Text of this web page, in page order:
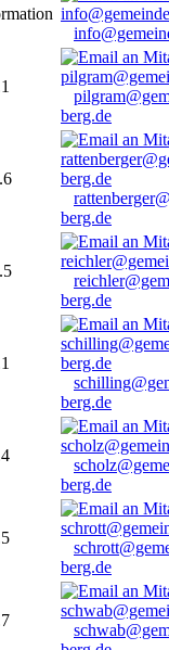
berg.de
berg.de
berg.de
berg.de
berg.de
berg.de